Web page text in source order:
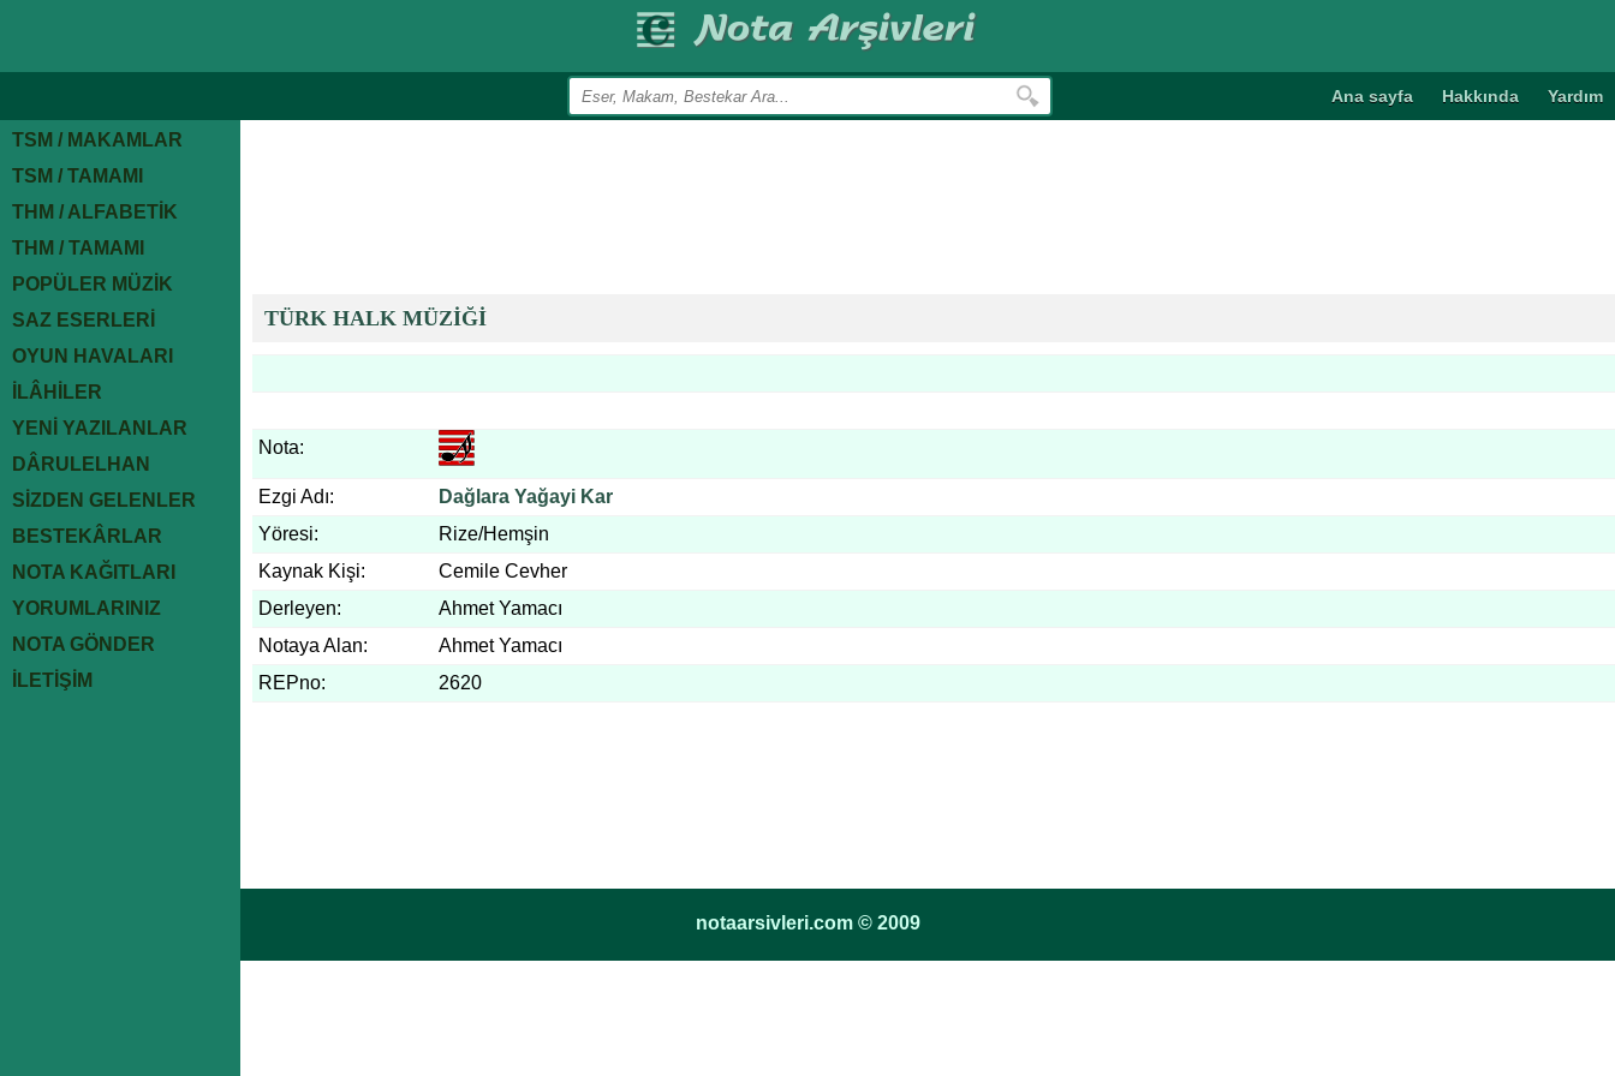
Ana sayfa Hakkında Yardım
TSM / MAKAMLAR
TSM / TAMAMI
THM / ALFABETİK
THM / TAMAMI
POPÜLER MÜZİK
SAZ ESERLERİ
OYUN HAVALARI
İLÂHİLER
YENİ YAZILANLAR
DÂRULELHAN
SİZDEN GELENLER
BESTEKÂRLAR
NOTA KAĞITLARI
YORUMLARINIZ
NOTA GÖNDER
İLETİŞİM
TÜRK HALK MÜZİĞİ
Nota:
Ezgi Adı:
Dağlara Yağayi Kar
Yöresi:
Rize/Hemşin
Kaynak Kişi:
Cemile Cevher
Derleyen:
Ahmet Yamacı
Notaya Alan:
Ahmet Yamacı
REPno:
2620
notaarsivleri.com © 2009